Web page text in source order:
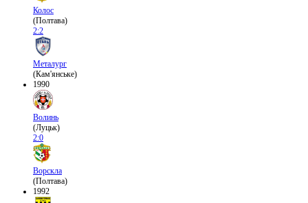
Колос
(Полтава)
2:2
Металург
(Кам'янське)
1990
Волинь
(Луцьк)
2:0
Ворскла
(Полтава)
1992